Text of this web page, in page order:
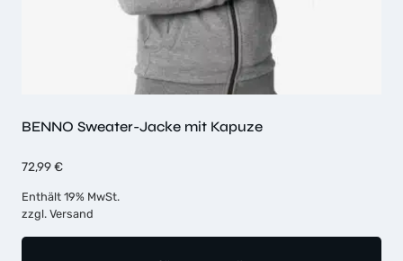
BENNO Sweater-Jacke mit Kapuze
72,99€
Enthält 19% MwSt.
zzgl. Versand